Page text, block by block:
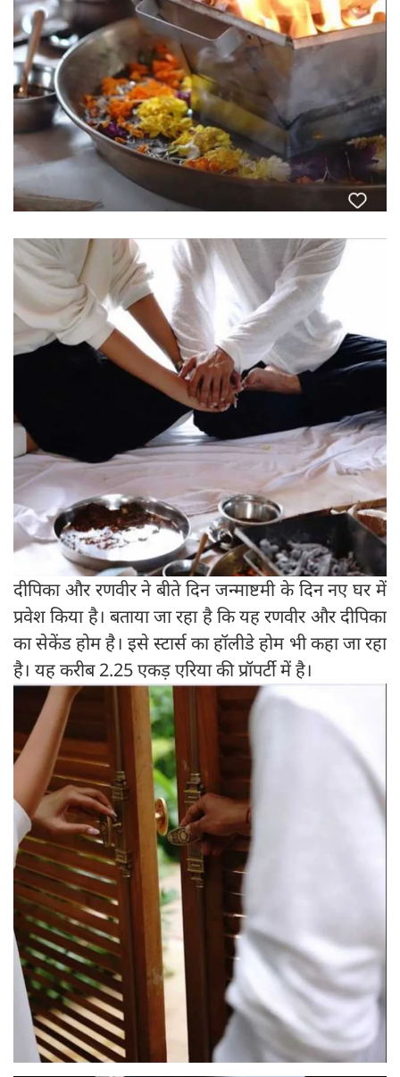
दीपिका और रणवीर ने बीते दिन जन्माष्टमी के दिन नए घर में
प्रवेश किया है। बताया जा रहा है कि यह रणवीर और दीपिका
का सेकेंड होम है। इसे स्टार्स का हॉलीडे होम भी कहा जा रहा
है। यह करीब 2.25 एकड़ एरिया की प्रॉपर्टी में है।